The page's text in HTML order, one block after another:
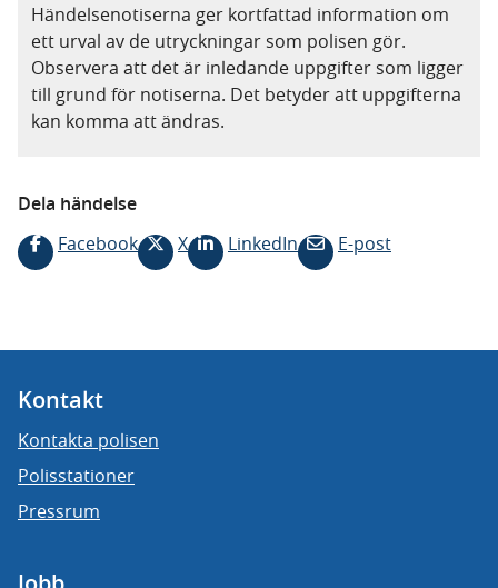
Händelsenotiserna ger kortfattad information om
ett urval av de utryckningar som polisen gör.
Observera att det är inledande uppgifter som ligger
till grund för notiserna. Det betyder att uppgifterna
kan komma att ändras.
Dela händelse
Facebook
X LinkedIn E-post
Kontakt
Kontakta polisen
Polisstationer
Pressrum